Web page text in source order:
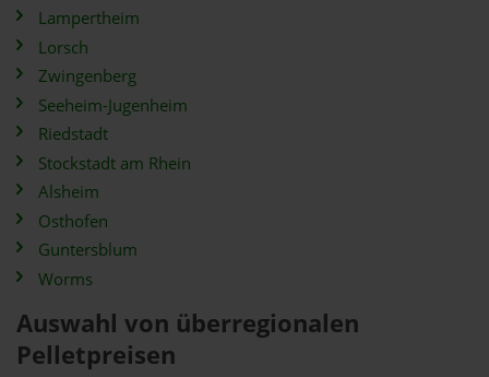
Lampertheim
Lorsch
Zwingenberg
Seeheim-Jugenheim
Riedstadt
Stockstadt am Rhein
Alsheim
Osthofen
Guntersblum
Worms
Auswahl von überregionalen
Pelletpreisen